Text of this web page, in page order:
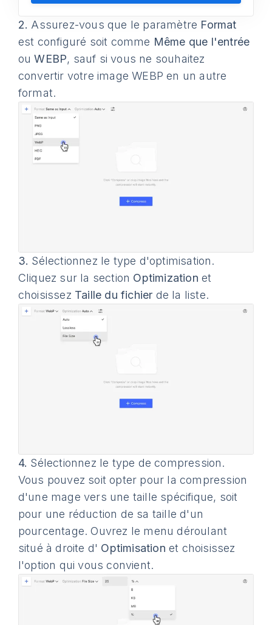
2. Assurez-vous que le paramètre Format
est configuré soit comme Même que l'entrée
ouWEBP, sauf si vous ne souhaitez
convertir votre image WEBP en un autre
format.
3. Sélectionnez le type d'optimisation.
Cliquez sur la section Optimization et
choisissez Taille du fichier de la liste.
4. Sélectionnez le type de compression.
Vous pouvez soit opter pour la compression
d'une mage vers une taille spécifique, soit
pour une réduction de sa taille d'un
pourcentage. Ouvrez le menu déroulant
situé à droite d' Optimisation et choisissez
l'option qui vous convient.